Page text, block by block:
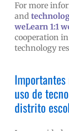
For more
and
weLearn 1:1
cooperation
technology
uso de
distrito